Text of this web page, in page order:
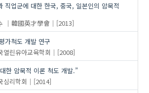
직업군에 대한 한국, 중국, 일본인의 암묵적
韓國英才學會
[2013]
가척도 개발 연구
열린유아교육학회
[2008]
한 암묵적 이론 척도 개발.”
심리학회
[2014]